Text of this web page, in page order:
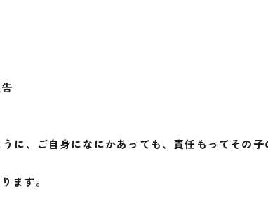
に、ご自身になにかあっても、責任もってその子
ます。